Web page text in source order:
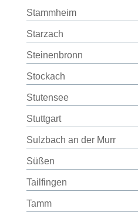
Stammheim
Starzach
Steinenbronn
Stockach
Stutensee
Stuttgart
Sulzbach an der Murr
Süßen
Tailfingen
Tamm